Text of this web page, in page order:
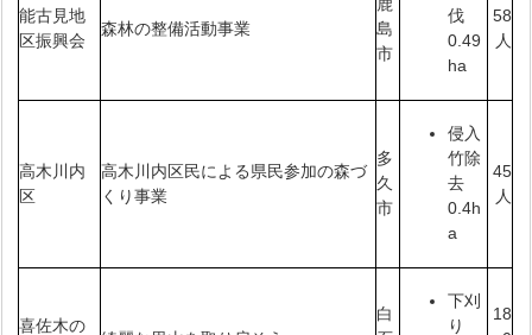
能古見地
区振興会
森林の整備活動事業
島
市
伐
0.49
ha
58
人
高木川内
区
高木川内区民による県民参加の森づ
くり事業
多
久
市
侵入
竹除
去
0.4h
a
45
人
喜佐木の
白
下刈
り
18